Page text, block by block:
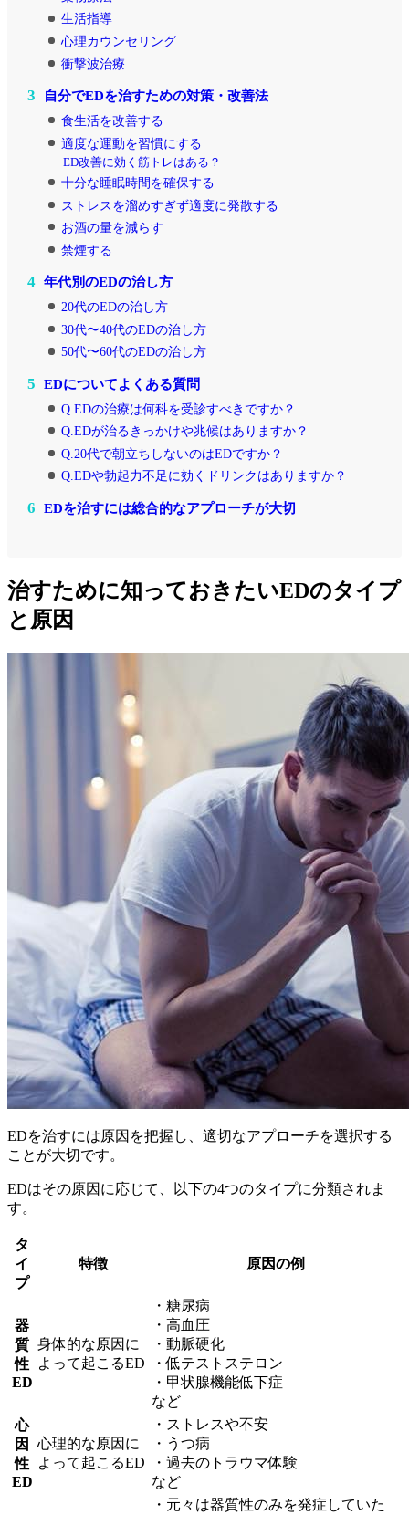
生活指導
心理カウンセリング
衝撃波治療
3 自分でEDを治すための対策・改善法
食生活を改善する
適度な運動を習慣にする
ED改善に効く筋トレはある？
十分な睡眠時間を確保する
ストレスを溜めすぎず適度に発散する
お酒の量を減らす
禁煙する
4 年代別のEDの治し方
20代のEDの治し方
30代〜40代のEDの治し方
50代〜60代のEDの治し方
5 EDについてよくある質問
Q.EDの治療は何科を受診すべきですか？
Q.EDが治るきっかけや兆候はありますか？
Q.20代で朝立ちしないのはEDですか？
Q.EDや勃起力不足に効くドリンクはありますか？
6 EDを治すには総合的なアプローチが大切
治すために知っておきたいEDのタイプ
と原因
EDを治すには原因を把握し、適切なアプローチを選択する
ことが大切です。
EDはその原因に応じて、以下の4つのタイプに分類されま
す。
タ
イ
プ
特徴 原因の例
器
質
性
ED
身体的な原因に
よって起こるED
・糖尿病
・高血圧
・動脈硬化
・低テストステロン
・甲状腺機能低下症
など
心
因
性
ED
心理的な原因に
よって起こるED
・ストレスや不安
・うつ病
・過去のトラウマ体験
など
・元々は器質性のみを発症していた